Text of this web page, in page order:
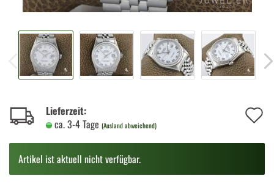
Lieferzeit:
ca. 3-4 Tage (Ausland abweichend)
Artikel ist aktuell nicht verfügbar.